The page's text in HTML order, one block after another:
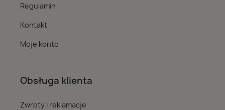
Regulamin
Kontakt
Moje konto
Obsługa klienta
Zwroty i reklamacje